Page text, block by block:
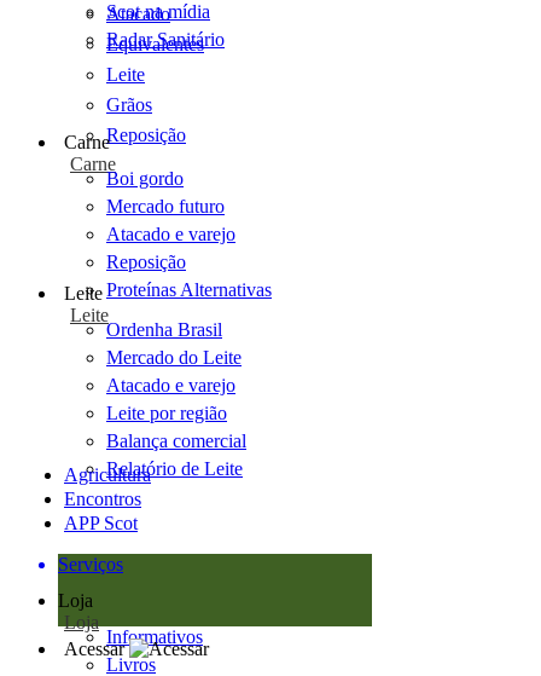
Scot na mídia
Radar Sanitário
Atacado
Equivalentes
Leite
Grãos
Reposição
Carne
Carne
Boi gordo
Mercado futuro
Atacado e varejo
Reposição
Proteínas Alternativas
Leite
Leite
Ordenha Brasil
Mercado do Leite
Atacado e varejo
Leite por região
Balança comercial
Relatório de Leite
Agricultura
Encontros
APP Scot
Serviços
Loja
Loja
Informativos
Livros
Acessar